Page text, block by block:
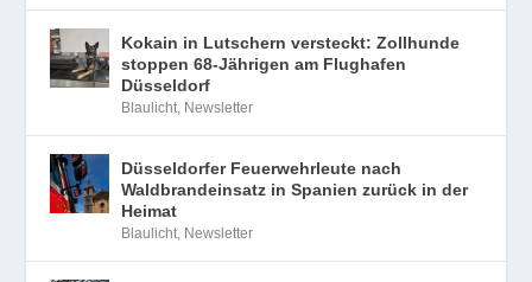
Kokain in Lutschern versteckt: Zollhunde
stoppen 68-Jährigen am Flughafen
Düsseldorf
Blaulicht Newsletter
Düsseldorfer Feuerwehrleute nach
Waldbrandeinsatz in Spanien zurück in der
Heimat
Blaulicht Newsletter